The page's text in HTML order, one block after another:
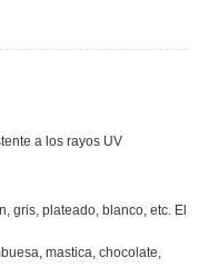
a los rayos UV
gris, plateado, blanco, etc. El
mastica, chocolate,